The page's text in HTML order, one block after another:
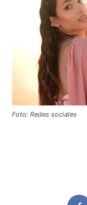
Foto: Redes sociales